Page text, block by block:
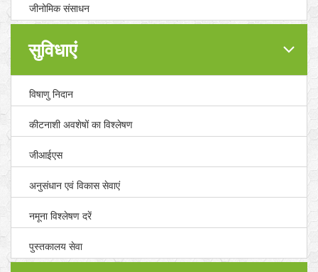
जीनोमिक संसाधन
सुविधाएं
विषाणु निदान
कीटनाशी अवशेषों का विश्लेषण
जीआईएस
अनुसंधान एवं विकास सेवाएं
नमूना विश्लेषण दरें
पुस्तकालय सेवा